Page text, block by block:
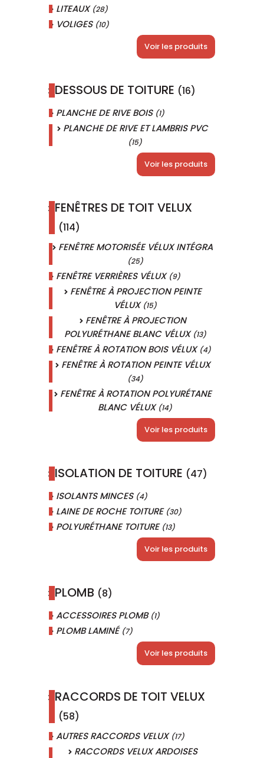
LITEAUX (28)
VOLIGES (10)
Voir les produits
DESSOUS DE TOITURE (16)
PLANCHE DE RIVE BOIS (1)
PLANCHE DE RIVE ET LAMBRIS PVC
(15)
Voir les produits
FENÊTRES DE TOIT VELUX
(114)
FENÊTRE MOTORISÉE VÉLUX INTÉGRA
(25)
FENÊTRE VERRIÈRES VÉLUX (9)
FENÊTRE À PROJECTION PEINTE
VÉLUX (15)
FENÊTRE À PROJECTION
POLYURÉTHANE BLANC VÉLUX (13)
FENÊTRE À ROTATION BOIS VÉLUX (4)
FENÊTRE À ROTATION PEINTE VÉLUX
(34)
FENÊTRE À ROTATION POLYURÉTANE
BLANC VÉLUX (14)
Voir les produits
ISOLATION DE TOITURE (47)
ISOLANTS MINCES (4)
LAINE DE ROCHE TOITURE (30)
POLYURÉTHANE TOITURE (13)
Voir les produits
PLOMB (8)
ACCESSOIRES PLOMB (1)
PLOMB LAMINÉ (7)
Voir les produits
RACCORDS DE TOIT VELUX
(58)
AUTRES RACCORDS VELUX (17)
RACCORDS VELUX ARDOISES